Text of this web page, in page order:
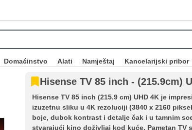
Domaćinstvo Alati Namještaj Kancelarijski pribor
Hisense TV 85 inch - (215.9cm)
Hisense TV 85 inch (215.9 cm) UHD 4K je
izuzetnu sliku u 4K rezoluciji (3840 x 2160
boje, dubok kontrast i detalje čak i u tamnim
stvarajući kino doživljaj kod kuće. Pametan